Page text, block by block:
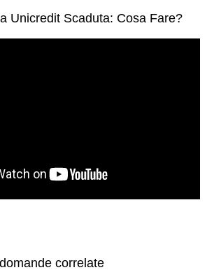
Unicredit Scaduta: Cosa Fare?
correlate